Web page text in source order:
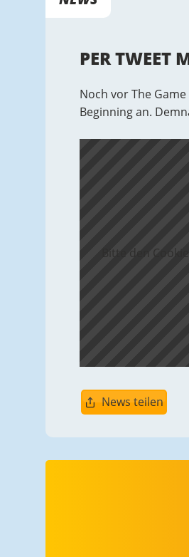
PER TWEET
Noch vor The
Beginning an.
Bitte den
News teilen